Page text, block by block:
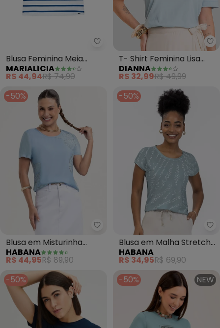
Blusa Feminina Meia
Malha Listrada (Azul)
MARIALÍCIA
R$ 44,94R$ 74,90
T- Shirt Feminina Lisa
(Azul)
DIANNA
R$ 32,99R$ 49,99
-50%
Habana - Blusa em Misturinha
Blusa em Misturinha
(Azul)
HABANA
R$ 44,95R$ 89,90
-50%
Blusa em Malha Stretch
(Azul )
HABANA
R$ 34,95R$ 69,90
-50%
-50% NEW